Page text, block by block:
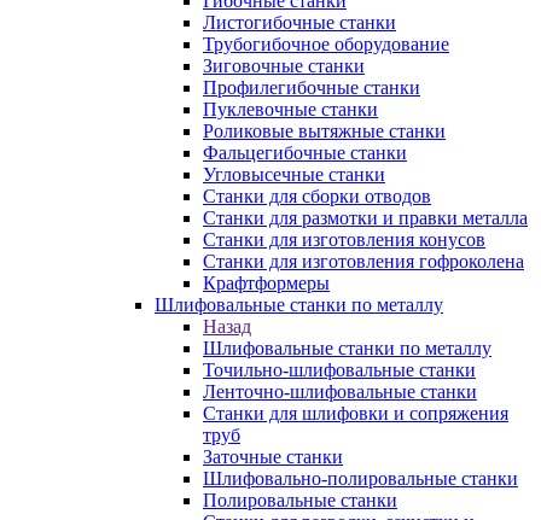
Листогибочные станки
Трубогибочное оборудование
Зиговочные станки
Профилегибочные станки
Пуклевочные станки
Роликовые вытяжные станки
Фальцегибочные станки
Угловысечные станки
Станки для сборки отводов
Станки для размотки и правки металла
Станки для изготовления конусов
Станки для изготовления гофроколена
Крафтформеры
Шлифовальные станки по металлу
Назад
Шлифовальные станки по металлу
Точильно-шлифовальные станки
Ленточно-шлифовальные станки
Станки для шлифовки и сопряжения
труб
Заточные станки
Шлифовально-полировальные станки
Полировальные станки